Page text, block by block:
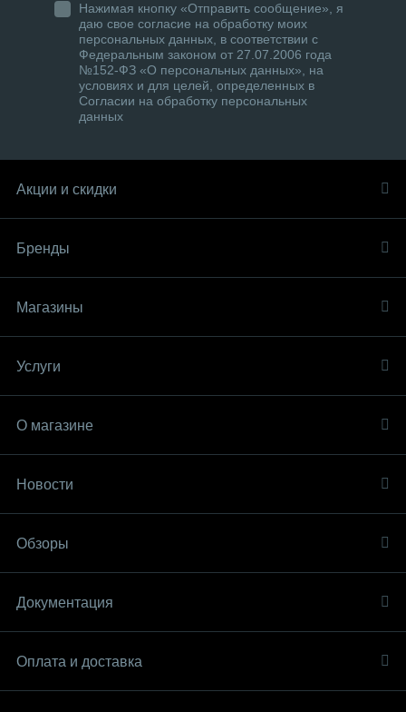
Нажимая кнопку «Отправить сообщение», я
даю свое согласие на обработку моих
персональных данных, в соответствии с
Федеральным законом от 27.07.2006 года
№152-ФЗ «О персональных данных», на
условиях и для целей, определенных в
Согласии на обработку персональных
данных
Акции и скидки
Бренды
Магазины
Услуги
О магазине
Новости
Обзоры
Документация
Оплата и доставка